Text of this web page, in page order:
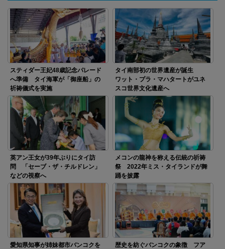
スティダー王妃48歳記念パレード
へ準備 タイ海軍が「御座船」の
祈祷儀式を実施
タイ南部初の世界遺産が誕生
ワット・プラ・マハタートがユネ
スコ世界文化遺産へ
英アン王女が39年ぶりにタイ訪
問 「セーブ・ザ・チルドレン」
などの視察へ
メコンの龍神を称える伝統の祈祷
祭 2022年ミス・タイランドが舞
踊を披露
愛知県知事が姉妹都市バンコクを
歴史を紡ぐバンコクの象徴 フア